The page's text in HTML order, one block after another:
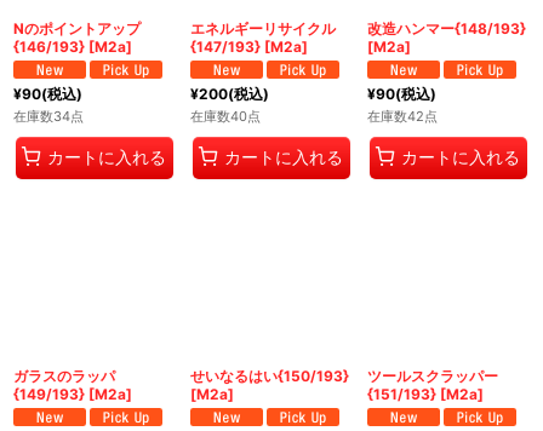
Nのポイントアップ
{146/193} [M2a]
¥90(税込)
在庫数34点
カートに入れる
エネルギーリサイクル
{147/193} [M2a]
¥200(税込)
在庫数40点
カートに入れる
改造ハンマー{148/193}
[M2a]
¥90(税込)
在庫数42点
カートに入れる
ガラスのラッパ
{149/193} [M2a]
せいなるはい{150/193}
[M2a]
ツールスクラッパー
{151/193} [M2a]